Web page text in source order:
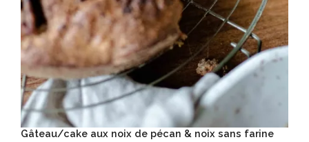
Gâteau/cake aux noix de pécan & noix sans farine